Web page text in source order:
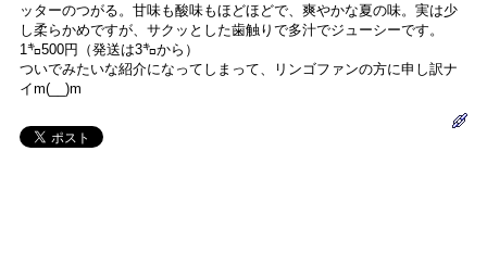
ッターのつがる。甘味も酸味もほどほどで、爽やかな夏の味。実は少
し柔らかめですが、サクッとした歯触りで多汁でジューシーです。
1㌔500円（発送は3㌔から）
ついでみたいな紹介になってしまって、リンゴファンの方に申し訳ナ
イm(__)m